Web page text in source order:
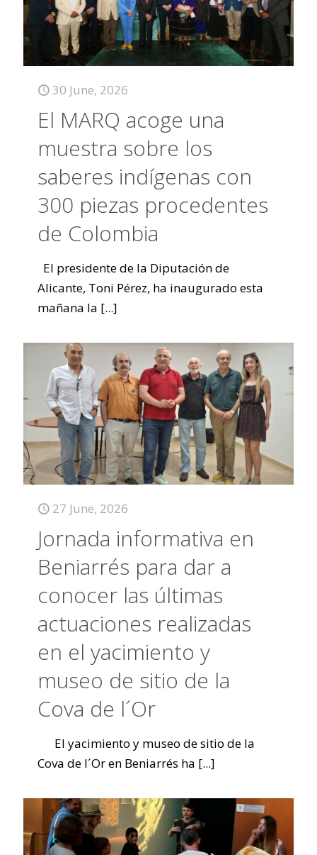
30 June, 2026
El MARQ acoge una
muestra sobre los
saberes indígenas con
300 piezas procedentes
de Colombia
El presidente de la Diputación de
Alicante, Toni Pérez, ha inaugurado esta
mañana la [...]
27 June, 2026
Jornada informativa en
Beniarrés para dar a
conocer las últimas
actuaciones realizadas
en el yacimiento y
museo de sitio de la
Cova de l´Or
El yacimiento y museo de sitio de la
Cova de l´Or en Beniarrés ha [...]